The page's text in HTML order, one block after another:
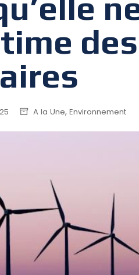
A la Une, Environnement